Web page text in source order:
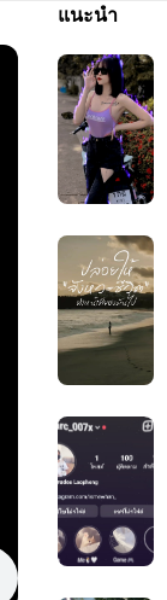
แนะนำ